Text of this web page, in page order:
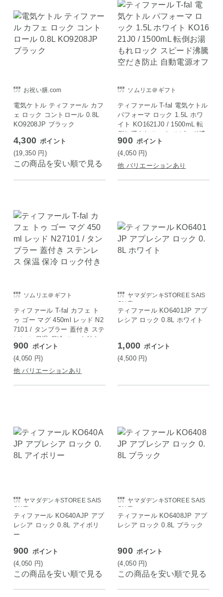
お祝い膳.com
電気ケトル ティファール カフ
ェ ロック コントロール 0.8L
KO9208JP ブラック
4,300 ポイント
(19,350 円 )
この商品を安い順で見る
ソムリエ＠ギフト
ティファール T-fal 電気ケトル
パフォーマ ロック 1.5L ホワ
イト KO1621J0 / 1500mL 転
倒お湯もれロック スピード沸
騰 空だき防止 自動電源オフ
900 ポイント
(4,050 円)
他 バリエーションあり
ソムリエ＠ギフト
ティファール T-fal カフェ ト
ゥ ゴー マグ 450ml レッド N2
7101 / タンブラー 蓋付き ステ
ンレス 保温 保冷 ロック付き
900 ポイント
(4,050 円)
他 バリエーションあり
ヤマダデンキSTOREE SAIS
ON店
ティファール KO6401JP アプ
レシア ロック 0.8L ホワイト
1,000 ポイント
(4,500 円)
ヤマダデンキSTOREE SAIS
ON店
ティファール KO640AJP アプ
レシア ロック 0.8L アイボリ
ー
900 ポイント
(4,050 円)
この商品を安い順で見る
ヤマダデンキSTOREE SAIS
ON店
ティファール KO6408JP アプ
レシア ロック 0.8L ブラック
900 ポイント
(4,050 円)
この商品を安い順で見る